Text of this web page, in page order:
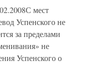
мест
Успенского не
за пределами
не
Успенского о